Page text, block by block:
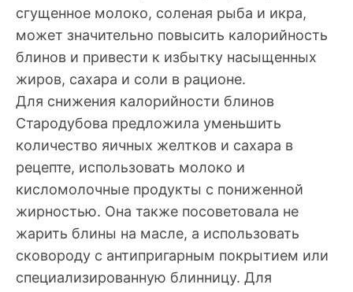
сгущенное молоко, соленая рыба и икра,
может значительно повысить калорийность
блинов и привести к избытку насыщенных
жиров, сахара и соли в рационе.
Для снижения калорийности блинов
Стародубова предложила уменьшить
количество яичных желтков и сахара в
рецепте, использовать молоко и
кисломолочные продукты с пониженной
жирностью. Она также посоветовала не
жарить блины на масле, а использовать
сковороду с антипригарным покрытием или
специализированную блинницу. Для